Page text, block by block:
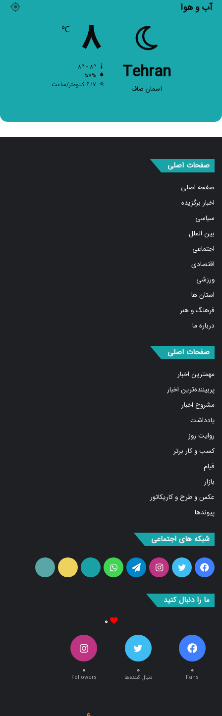
آب و هوا
Tehran
آسمان صاف
۸ ℃
۵۷%
۶.۱۷ کیلومتر/ساعت
صفحات اصلی
صفحه اصلی
اخبار برگزیده
سیاسی
بین الملل
اجتماعی
اقتصادی
ورزشی
استان ها
فرهنگ و هنر
درباره ما
صفحات اصلی
مهمترین اخبار
پربیننده‌ترین اخبار
مشروح اخبار
یادداشت
روایت روز
کسب و کار برتر
فیلم
بازار
عکس و طرح و کاریکاتور
پیوندها
شبکه های اجتماعی
فیس
توییتر اینستاگرامتلگرام واتس
آپارات ایتا
ما را دنبال کنید
۰
۰
Fans
۰
دنبال کننده‌ها
۰
Followers